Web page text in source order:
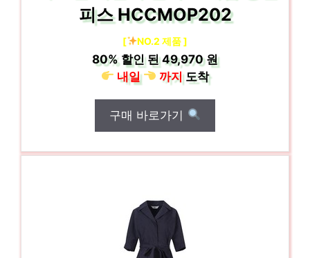
피스 HCCMOP202
[ NO.2 제품 ]
80% 할인 된49,970 원
내일
까지도착
구매 바로가기